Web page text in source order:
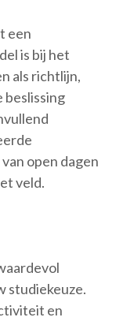
een
is bij het
als richtlijn,
beslissing
open dagen
veld.
studiekeuze.
en